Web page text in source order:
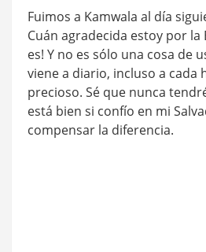
Fuimos a Kamwala al día
Cuán agradecida estoy por la
es! Y no es sólo una cosa de
viene a diario, incluso a cada
precioso. Sé que nunca
está bien si confío en mi
compensar la diferencia.